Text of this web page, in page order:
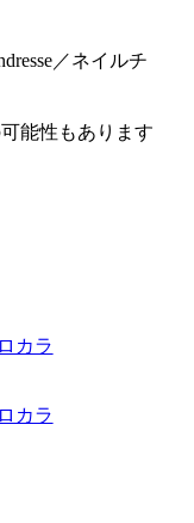
／ネイルチ
能性もあります